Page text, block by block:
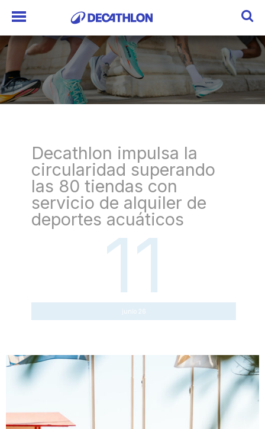
Decathlon impulsa la
circularidad superando
las 80 tiendas con
servicio de alquiler de
deportes acuáticos
11
junio 26